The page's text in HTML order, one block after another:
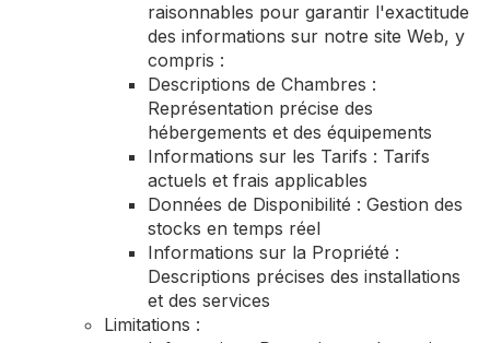
raisonnables pour garantir l'exactitude
des informations sur notre site Web, y
compris :
Descriptions de Chambres :
Représentation précise des
hébergements et des équipements
Informations sur les Tarifs : Tarifs
actuels et frais applicables
Données de Disponibilité : Gestion des
stocks en temps réel
Informations sur la Propriété :
Descriptions précises des installations
et des services
Limitations :